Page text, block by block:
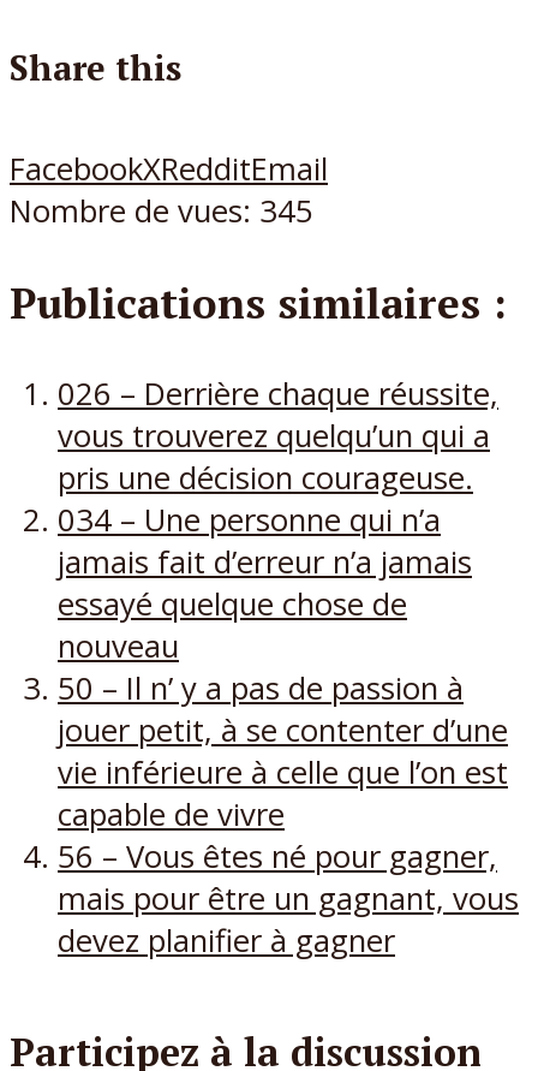
Share this
FacebookXRedditEmail
Nombre de vues: 345
Publications similaires :
026 – Derrière chaque réussite,
vous trouverez quelqu’un qui a
pris une décision courageuse.
034 – Une personne qui n’a
jamais fait d’erreur n’a jamais
essayé quelque chose de
nouveau
50 – Il n’ y a pas de passion à
jouer petit, à se contenter d’une
vie inférieure à celle que l’on est
capable de vivre
56 – Vous êtes né pour gagner,
mais pour être un gagnant, vous
devez planifier à gagner
Participez à la discussion